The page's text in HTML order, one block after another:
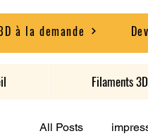
à la demande
Filaments
All Posts